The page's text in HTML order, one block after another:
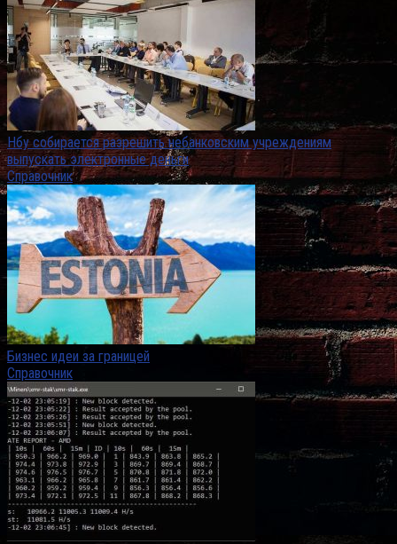
Нбу собирается разрешить небанковским учреждениям
выпускать электронные деньги
Справочник
Бизнес идеи за границей
Справочник